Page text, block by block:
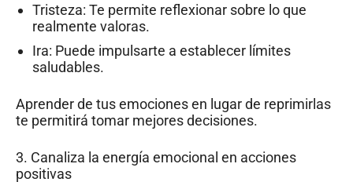
Tristeza: Te permite reflexionar sobre lo que
realmente valoras.
Ira: Puede impulsarte a establecer límites
saludables.
Aprender de tus emociones en lugar de reprimirlas
te permitirá tomar mejores decisiones.
3. Canaliza la energía emocional en acciones
positivas